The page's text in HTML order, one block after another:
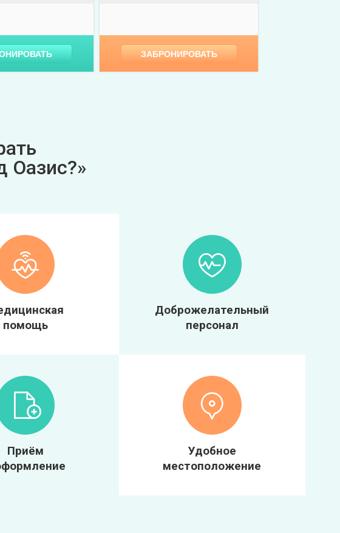
ЗАБРОНИРОВАТЬ
Оазис?»
помощь
Доброжелательный
персонал
Приём
Удобное
местоположение